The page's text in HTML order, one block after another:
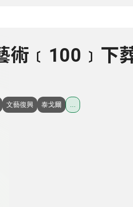
術﹝100﹞下
文藝復興 泰戈爾